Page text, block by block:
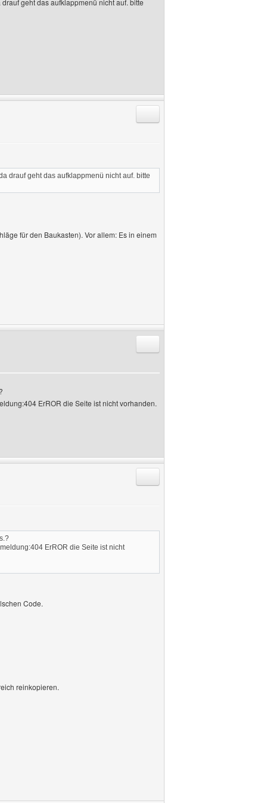
geht das aufklappmenü nicht auf. bitte
drauf geht das aufklappmenü nicht auf. bitte
für den Baukasten). Vor allem: Es in einem
ErROR die Seite ist nicht vorhanden.
ErROR die Seite ist nicht
Code.
reinkopieren.